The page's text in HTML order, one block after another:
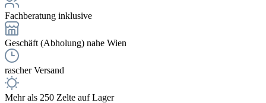
Fachberatung inklusive
Geschäft (Abholung) nahe Wien
rascher Versand
Mehr als 250 Zelte auf Lager